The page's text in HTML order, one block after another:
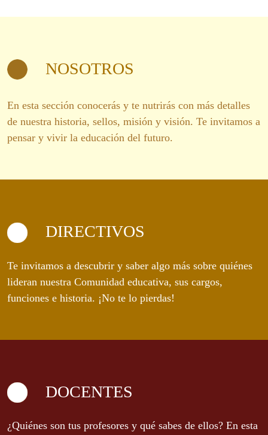
NOSOTROS
En esta sección conocerás y te nutrirás con más detalles
de nuestra historia, sellos, misión y visión. Te invitamos a
pensar y vivir la educación del futuro.
DIRECTIVOS
Te invitamos a descubrir y saber algo más sobre quiénes
lideran nuestra Comunidad educativa, sus cargos,
funciones e historia. ¡No te lo pierdas!
DOCENTES
¿Quiénes son tus profesores y qué sabes de ellos? En esta